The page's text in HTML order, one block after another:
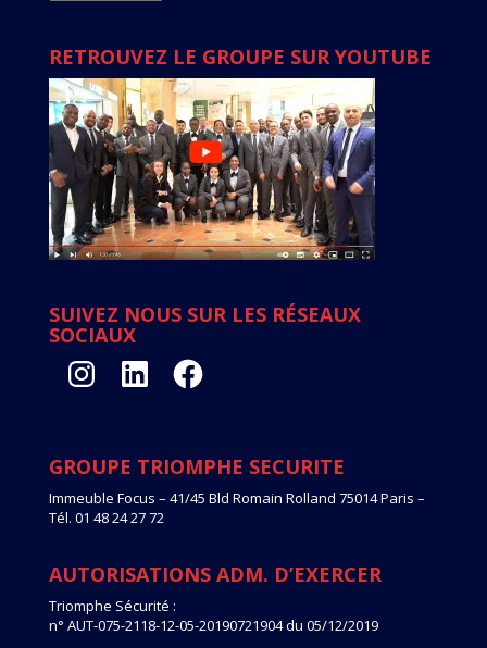
RETROUVEZ LE GROUPE SUR YOUTUBE
SUIVEZ NOUS SUR LES RÉSEAUX
SOCIAUX
InstagramLinkedIn Facebook
GROUPE TRIOMPHE SECURITE
Immeuble Focus – 41/45 Bld Romain Rolland 75014 Paris –
Tél. 01 48 24 27 72
AUTORISATIONS ADM. D’EXERCER
Triomphe Sécurité :
n° AUT-075-2118-12-05-20190721904 du 05/12/2019